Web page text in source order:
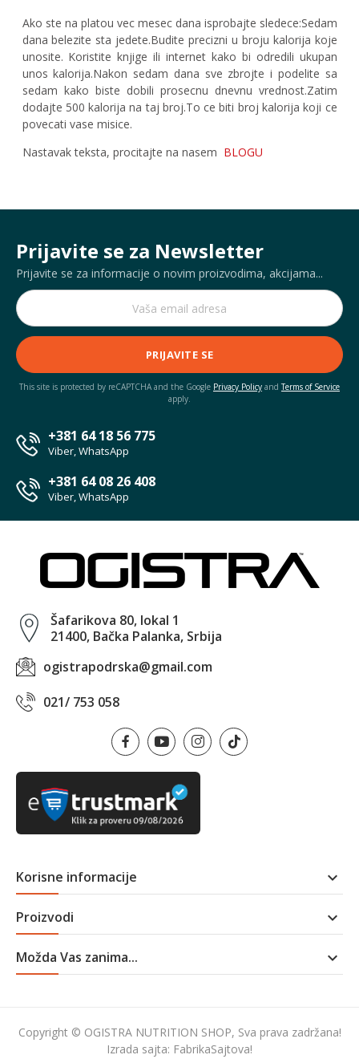
Ako ste na platou vec mesec dana isprobajte sledece:Sedam
dana belezite sta jedete.Budite precizni u broju kalorija koje
unosite. Koristite knjige ili internet kako bi odredili ukupan
unos kalorija.Nakon sedam dana sve zbrojte i podelite sa
sedam kako biste dobili prosecnu dnevnu vrednost.Zatim
dodajte 500 kalorija na taj broj.To ce biti broj kalorija koji ce
povecati vase misice.
Nastavak teksta, procitajte na nasem BLOGU
Prijavite se za Newsletter
Prijavite se za informacije o novim proizvodima, akcijama...
PRIJAVITE SE
This site is protected by reCAPTCHA and the Google Privacy Policy andTerms of Service
apply.
+381 64 18 56 775
Viber, WhatsApp
+381 64 08 26 408
Viber, WhatsApp
Šafarikova 80, lokal 1
21400, Bačka Palanka, Srbija
ogistrapodrska@gmail.com
021/ 753 058
Korisne informacije 
Proizvodi 
Možda Vas zanima... 
Copyright © OGISTRA NUTRITION SHOP, Sva prava zadržana!
Izrada sajta: FabrikaSajtova!